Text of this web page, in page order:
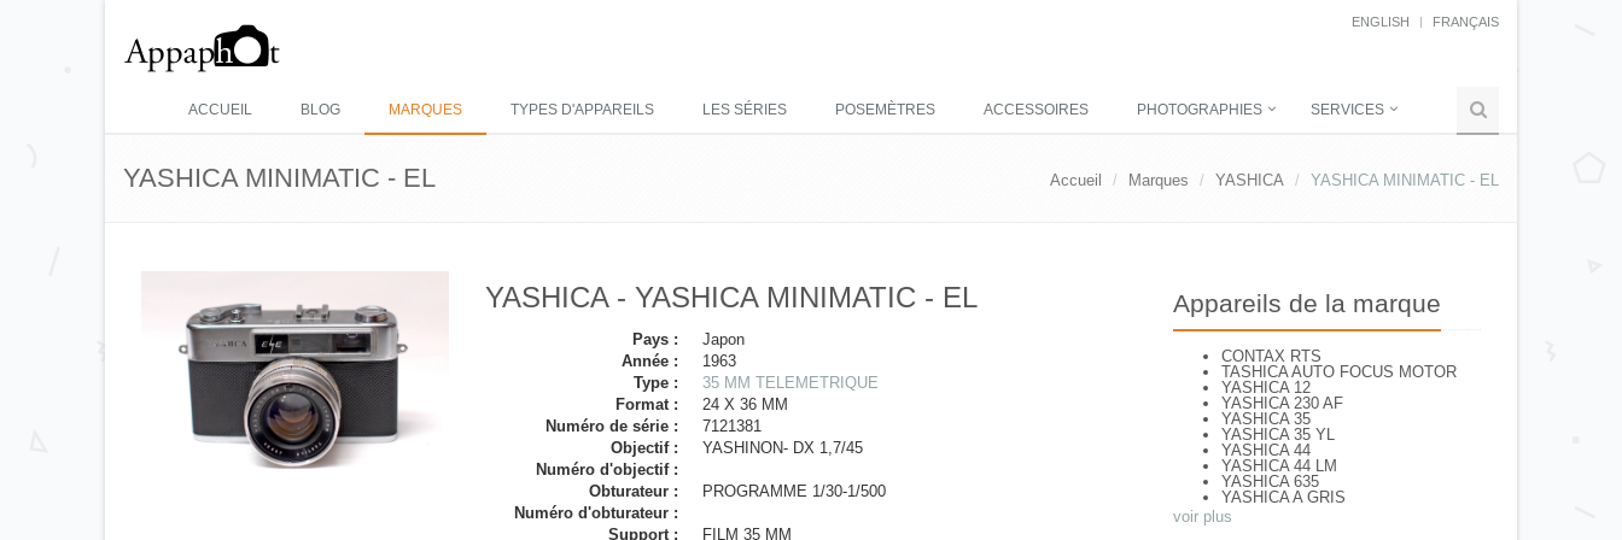
ENGLISH FRANÇAIS
ACCUEIL BLOG MARQUES TYPES D'APPAREILS LES SÉRIES POSEMÈTRES ACCESSOIRES PHOTOGRAPHIES SERVICES
YASHICA MINIMATIC - EL Accueil Marques YASHICA YASHICA MINIMATIC - EL
YASHICA - YASHICA MINIMATIC - EL
Pays :
Japon
Année :
1963
Type :
35 MM TELEMETRIQUE
Format :
24 X 36 MM
Numéro de série :
7121381
Objectif :
YASHINON- DX 1,7/45
Numéro d'objectif :
Obturateur :
PROGRAMME 1/30-1/500
Numéro d'obturateur :
Support :
FILM 35 MM
Appareils de la marque
CONTAX RTS
TASHICA AUTO FOCUS MOTOR
YASHICA 12
YASHICA 230 AF
YASHICA 35
YASHICA 35 YL
YASHICA 44
YASHICA 44 LM
YASHICA 635
YASHICA A GRIS
YASHICA A NOIR
voir plus